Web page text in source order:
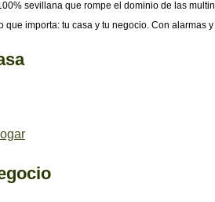
sevillana que rompe el dominio de las
que importa: tu casa y tu negocio. Con